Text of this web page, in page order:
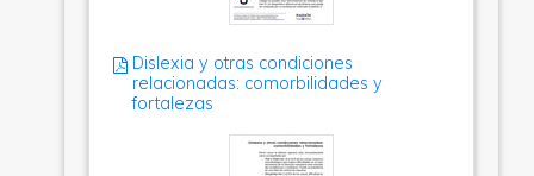
Dislexia y otras condiciones
relacionadas: comorbilidades y
fortalezas